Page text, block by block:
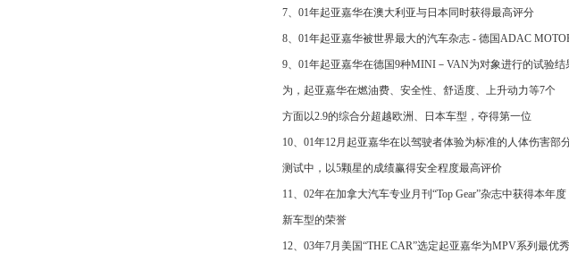
7、01年起亚嘉华在澳大利亚与日本同时获得最高评分
8、01年起亚嘉华被世界最大的汽车杂志 - 德国ADAC
9、01年起亚嘉华在德国9种MINI－VAN为对象进行的试验结
为，起亚嘉华在燃油费、安全性、舒适度、上升动力等7个
方面以2.9的综合分超越欧洲、日本车型，夺得第一位
10、01年12月起亚嘉华在以驾驶者体验为标准的人体伤害部
测试中，以5颗星的成绩赢得安全程度最高评价
11、02年在加拿大汽车专业月刊“Top Gear”杂志中获得本年度
新车型的荣誉
12、03年7月美国“THE CAR”选定起亚嘉华为MPV系列最优秀